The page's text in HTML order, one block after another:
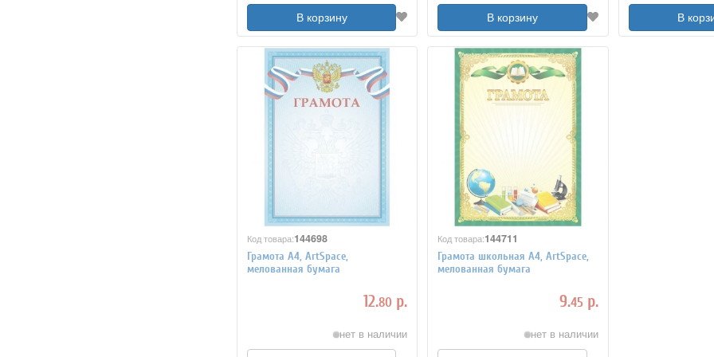
В корзину В корзину В
Код товара:144698
Грамота A4, ArtSpace,
мелованная бумага
12.80 р.
нет в наличии
Код товара:144711
Грамота школьная A4, ArtSpace,
мелованная бумага
9.45 р.
нет в наличии